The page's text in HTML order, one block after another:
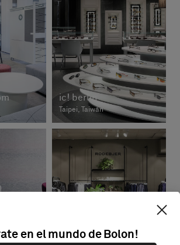
ic! berlin
Taipei, Taiwán
Rodebjer
en el mundo de Bolon!